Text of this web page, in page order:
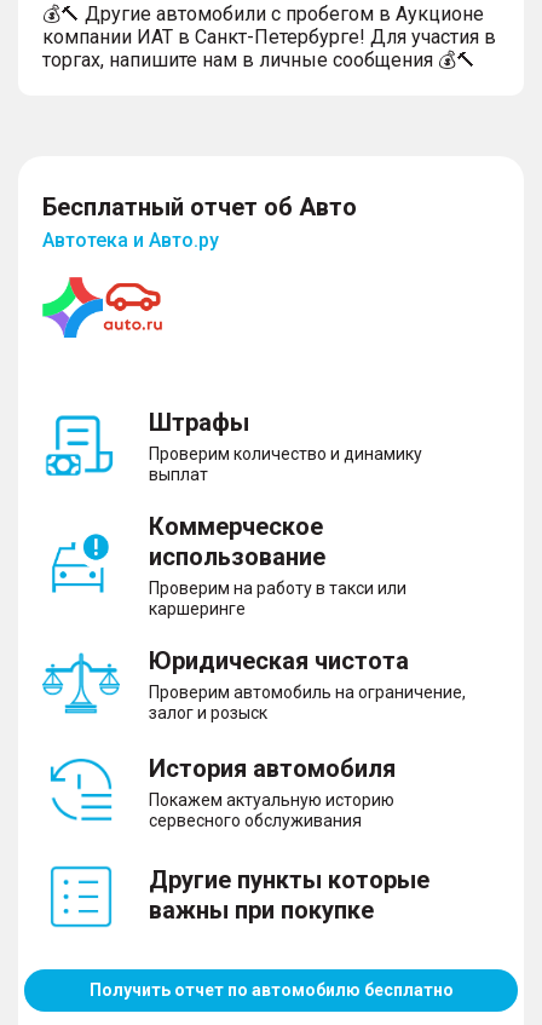
💰🔨 Другие автомобили с пробегом в Аукционе
компании ИАТ в Санкт-Петербурге! Для участия в
торгах, напишите нам в личные сообщения 💰🔨
Бесплатный отчет об Авто
Автотека и Авто.ру
Штрафы
Проверим количество и динамику
выплат
Коммерческое
использование
Проверим на работу в такси или
каршеринге
Юридическая чистота
Проверим автомобиль на ограничение,
залог и розыск
История автомобиля
Покажем актуальную историю
сервесного обслуживания
Другие пункты которые
важны при покупке
Получить отчет по автомобилю бесплатно